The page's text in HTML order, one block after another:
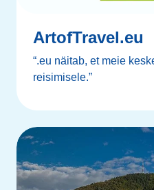
ArtofTravel.eu
“.eu näitab, et meie
reisimisele.”